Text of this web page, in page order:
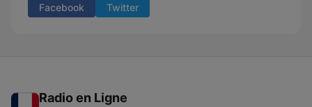
Facebook Twitter
Radio en Ligne